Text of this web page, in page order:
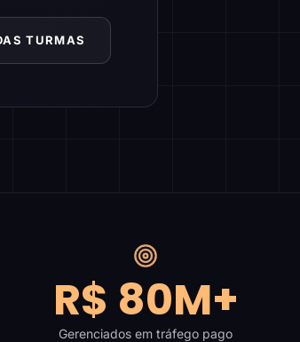
TURMAS
R$ 80M+
Gerenciados em tráfego pago